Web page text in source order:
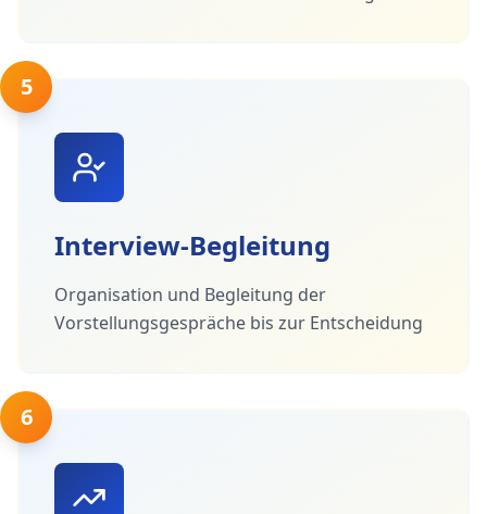
5
Interview-Begleitung
Organisation und Begleitung der
Vorstellungsgespräche bis zur Entscheidung
6